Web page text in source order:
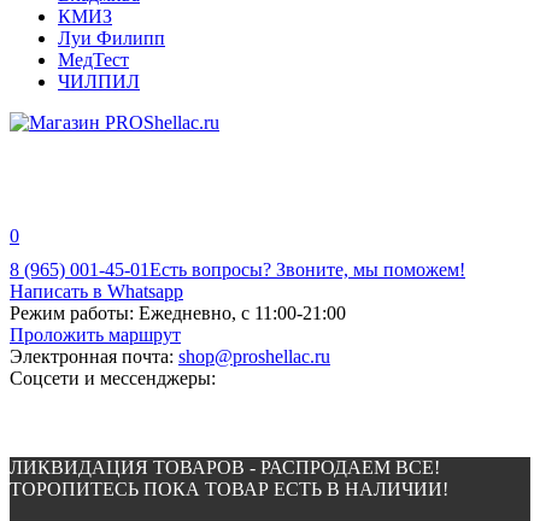
КМИЗ
Луи Филипп
МедТест
ЧИЛПИЛ
0
8 (965) 001-45-01Есть вопросы? Звоните, мы поможем!
Написать в Whatsapp
Режим работы: Ежедневно, с 11:00-21:00
Проложить маршрут
Электронная почта: shop@proshellac.ru
Соцсети и мессенджеры:
ЛИКВИДАЦИЯ ТОВАРОВ - РАСПРОДАЕМ ВСЕ!
ТОРОПИТЕСЬ ПОКА ТОВАР ЕСТЬ В НАЛИЧИИ!